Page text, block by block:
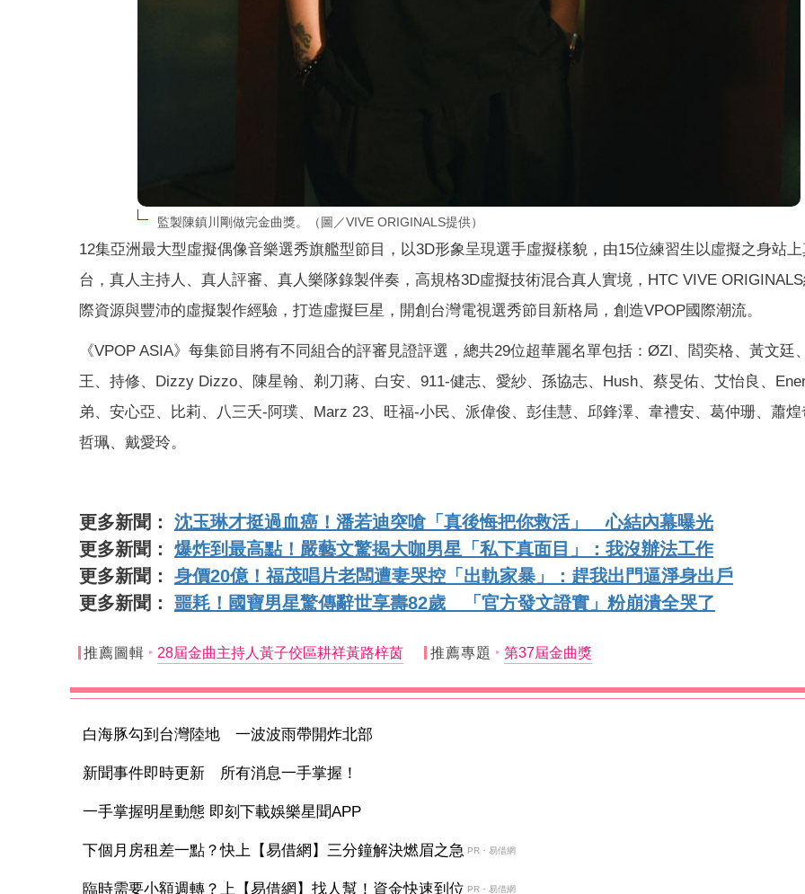
監製陳鎮川剛做完金曲獎。（圖／VIVE ORIGINALS提供）
12集亞洲最大型虛擬偶像音樂選秀旗艦型節目，以3D形象呈現選手虛擬樣貌，由15位練習生以虛擬之身站
台，真人主持人、真人評審、真人樂隊錄製伴奏，高規格3D虛擬技術混合真人實境，HTC VIVE
際資源與豐沛的虛擬製作經驗，打造虛擬巨星，開創台灣電視選秀節目新格局，創造VPOP國際潮流。
《VPOP ASIA》每集節目將有不同組合的評審見證評選，總共29位超華麗名單包括：ØZI、閻奕格、黃文廷
王、持修、Dizzy Dizzo、陳星翰、剃刀蔣、白安、911-健志、愛紗、孫協志、Hush、蔡旻佑、艾怡良、
弟、安心亞、比莉、八三夭-阿璞、Marz 23、旺福-小民、派偉俊、彭佳慧、邱鋒澤、韋禮安、葛仲珊、蕭
哲珮、戴愛玲。
更多新聞： 沈玉琳才挺過血癌！潘若迪突嗆「真後悔把你救活」 心結內幕曝光
更多新聞： 爆炸到最高點！嚴藝文驚揭大咖男星「私下真面目」：我沒辦法工作
更多新聞： 身價20億！福茂唱片老闆遭妻哭控「出軌家暴」：趕我出門逼淨身出戶
更多新聞： 噩耗！國寶男星驚傳辭世享壽82歲 「官方發文證實」粉崩潰全哭了
推薦圖輯 28屆金曲主持人黃子佼區耕祥黃路梓茵 推薦專題 第37屆金曲獎
白海豚勾到台灣陸地 一波波雨帶開炸北部
新聞事件即時更新 所有消息一手掌握！
一手掌握明星動態 即刻下載娛樂星聞APP
下個月房租差一點？快上【易借網】三分鐘解決燃眉之急 PR・易借網
臨時需要小額週轉？上【易借網】找人幫！資金快速到位 PR・易借網